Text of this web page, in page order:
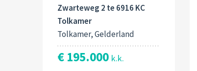
Zwarteweg 2 te 6916 KC
Tolkamer
Tolkamer, Gelderland
€ 195.000 k.k.